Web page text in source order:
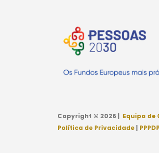
Copyright © 2026 | Equipa
Política de Privacidade |